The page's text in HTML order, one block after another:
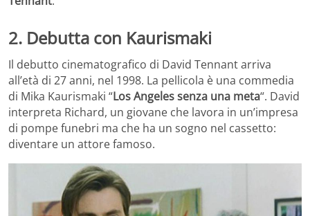
2. Debutta con Kaurismaki
Il debutto cinematografico di David Tennant arriva
all’età di 27 anni, nel 1998. La pellicola è una commedia
di Mika Kaurismaki “Los Angeles senza una meta“. David
interpreta Richard, un giovane che lavora in un’impresa
di pompe funebri ma che ha un sogno nel cassetto:
diventare un attore famoso.